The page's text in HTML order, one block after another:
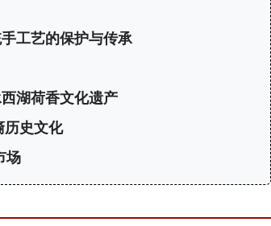
工艺的保护与传承
湖荷香文化遗产
历史文化
场